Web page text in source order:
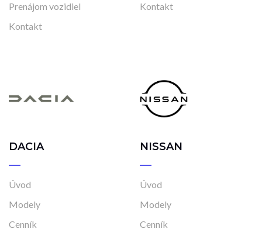
Prenájom vozidiel
Kontakt
Kontakt
DACIA
Úvod
Modely
Cenník
NISSAN
Úvod
Modely
Cenník